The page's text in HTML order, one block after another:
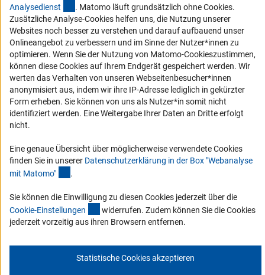
Barrierefreiheit
Service und Informationen für Menschen mit Behinderungen
Erklärung zur Barrierefreiheit
Barriere melden
DFG-aktuell
Erhalten Sie Neuigkeiten aus der DFG direkt in Ihr Mailpostfach oder
schauen Sie sich die Ausgaben online an.
Zum Newsletter
Impressum Datenschutz Cookie-Einstellungen
Analysedienst (externer Link)
. Matomo läuft grundsätzlich ohne Cookies.
Zusätzliche Analyse-Cookies helfen uns, die Nutzung unserer
Websites noch besser zu verstehen und darauf aufbauend unser
Onlineangebot zu verbessern und im Sinne der Nutzer*innen zu
optimieren. Wenn Sie der Nutzung von Matomo-Cookieszustimmen,
können diese Cookies auf Ihrem Endgerät gespeichert werden. Wir
werten das Verhalten von unseren Webseitenbesucher*innen
anonymisiert aus, indem wir ihre IP-Adresse lediglich in gekürzter
Form erheben. Sie können von uns als Nutzer*in somit nicht
identifiziert werden. Eine Weitergabe Ihrer Daten an Dritte erfolgt
nicht.
Eine genaue Übersicht über möglicherweise verwendete Cookies
finden Sie in unserer Datenschutzerklärung in der Box "Webanalyse
mit Matomo" .
Sie können die Einwilligung zu diesen Cookies jederzeit über die
Cookie-Einstellungen (interner Link)
widerrufen. Zudem können Sie die Cookies
jederzeit vorzeitig aus ihren Browsern entfernen.
Statistische Cookies akzeptieren